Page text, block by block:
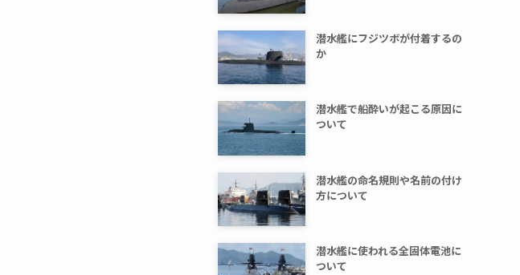
潜水艦にフジツボが付着するの
か
潜水艦で船酔いが起こる原因に
ついて
潜水艦の命名規則や名前の付け
方について
潜水艦に使われる全固体電池に
ついて